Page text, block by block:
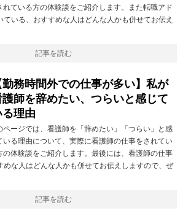
れている方の体験談をご紹介します。また転職アド
ている、おすすめな人はどんな人かも併せてお伝え
記事を読む
勤務時間外での仕事が多い】私が
護師を辞めたい、つらいと感じて
る理由
ページでは、看護師を「辞めたい」「つらい」と感
いる理由について、実際に看護師の仕事をされてい
の体験談をご紹介します。最後には、看護師の仕事
めな人はどんな人かも併せてお伝えしますので、ぜ
記事を読む